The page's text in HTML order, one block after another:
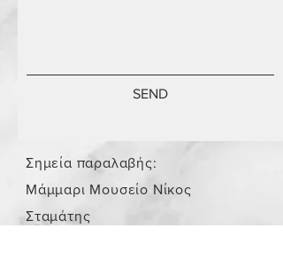
SEND
Σημεία παραλαβής:
Μάμμαρι Μουσείο Νίκος
Σταμάτης